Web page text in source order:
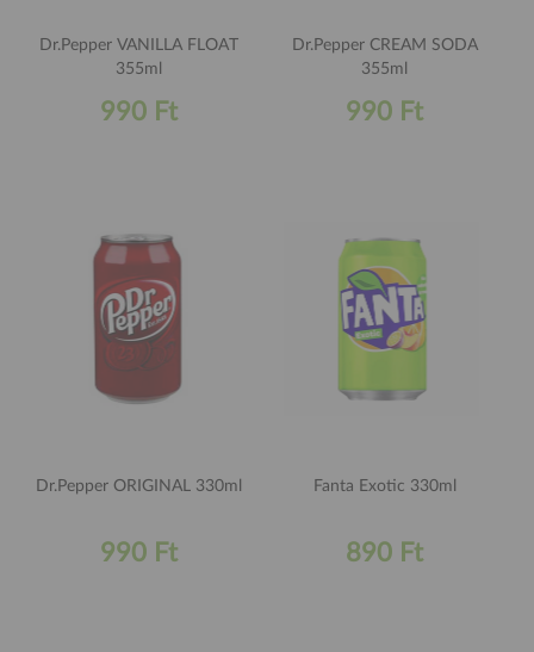
Dr.Pepper VANILLA FLOAT
355ml
990 Ft
Dr.Pepper CREAM SODA
355ml
990 Ft
Dr.Pepper ORIGINAL 330ml
990 Ft
Fanta Exotic 330ml
890 Ft